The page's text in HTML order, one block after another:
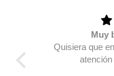
Muy
Quisiera que